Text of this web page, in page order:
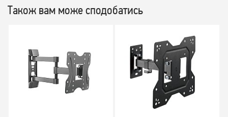
Також вам може сподобатись